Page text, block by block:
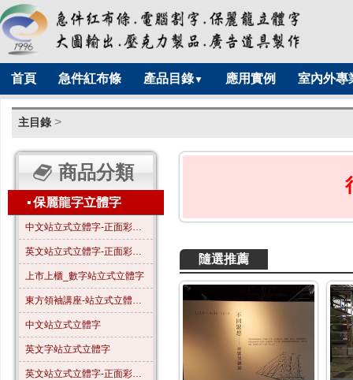
首頁 急件紅布條 產品目錄▼ 應用實例 室內外專
主目錄 >
商品分類
▪保麗龍字立體字
中文站立式立體字-正面彩色-A01
英文站立式立體字-正面彩色-B01
上市上櫃_數字站立式立體字
東方領袖講座-站立式立體字_全字噴漆_霧金色
中文站立式立體字
英文字站立式立體字
英文站立式立體字-正面彩色-B04
隨選推薦